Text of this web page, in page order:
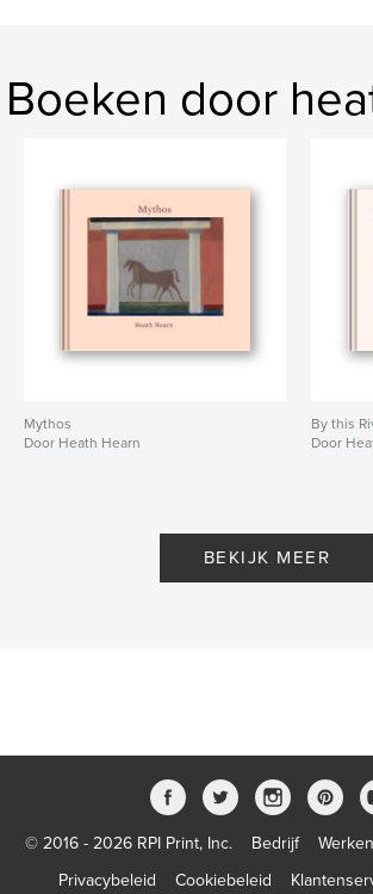
Boeken door
Mythos
Door Heath Hearn
By this
Door
BEKIJK MEER
© 2016 - 2026 RPI Print, Inc. Bedrijf
Privacybeleid
Cookiebeleid